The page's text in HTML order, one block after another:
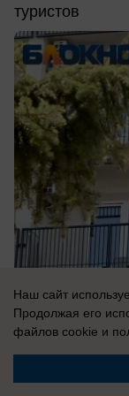
туристов
вчера в 10:22
Наш сайт
Продолжая его
файлов cookie и